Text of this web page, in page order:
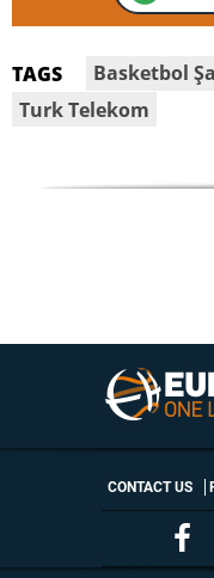
TAGS Basketbol
Turk Telekom
CONTACT US